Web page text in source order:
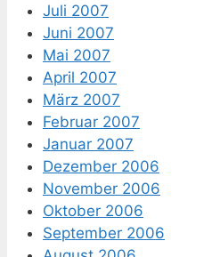
Juli 2007
Juni 2007
Mai 2007
April 2007
März 2007
Februar 2007
Januar 2007
Dezember 2006
November 2006
Oktober 2006
September 2006